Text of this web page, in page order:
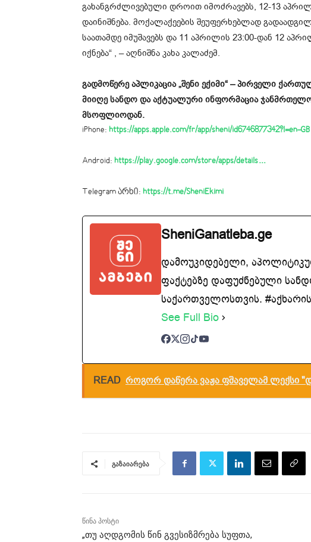
გახანგრძლივებული დროით იმოძრავებს, 12-13
დაინიშნება. მოქალაქეების შეუფერხებლად
საათამდე იმუშავებს და 11 აპრილის 23:00-დან 12
იქნება“ , – აღნიშნა კახა კალაძემ.
გადმოწერე აპლიკაცია „შენი ექიმი“ – პირველი
მიიღე სანდო და აქტუალური ინფორმაცია
მსოფლიოდან.
iPhone: https://apps.apple.com/fr/app/sheni/id6746877342?l=en-GB
Android: https://play.google.com/store/apps/details…
Telegram არხი: https://t.me/SheniEkimi
SheniGanatleba.ge
დამოუკიდებელი,
ფაქტებზე დაფუძნებული
საქართველოსთვის.
See Full Bio
READ როგორ დაწერა ვაჟა ფშაველამ ლექსი
გაზაიარება
წინა პოსტი
„თუ აღდგომის წინ გვესიზმრება სუფთა,